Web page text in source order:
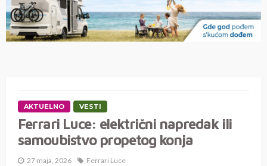
AKTUELNO VESTI
Ferrari Luce: električni napredak ili
samoubistvo propetog konja
27 maja, 2026 Ferrari Luce